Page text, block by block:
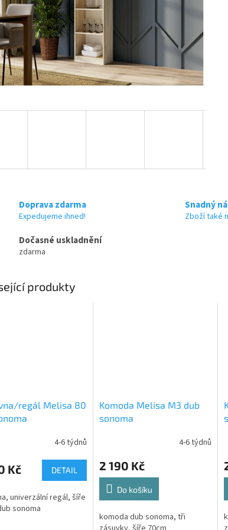
Doprava zdarma
Expedujeme ihned!
Snadný
Zboží také
Dočasné uskladnění
zdarma
produkty
regál Melisa 80
4-6 týdnů
Kč DETAIL
univerzální regál, šíře
sonoma
Komoda Melisa M3 dub
sonoma
4-6 týdnů
2 190 Kč
Do košíku
komoda dub sonoma, tři